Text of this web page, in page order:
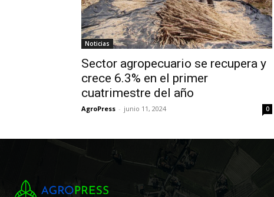
Noticias
Sector agropecuario se recupera y
crece 6.3% en el primer
cuatrimestre del año
AgroPress - junio 11, 2024 0